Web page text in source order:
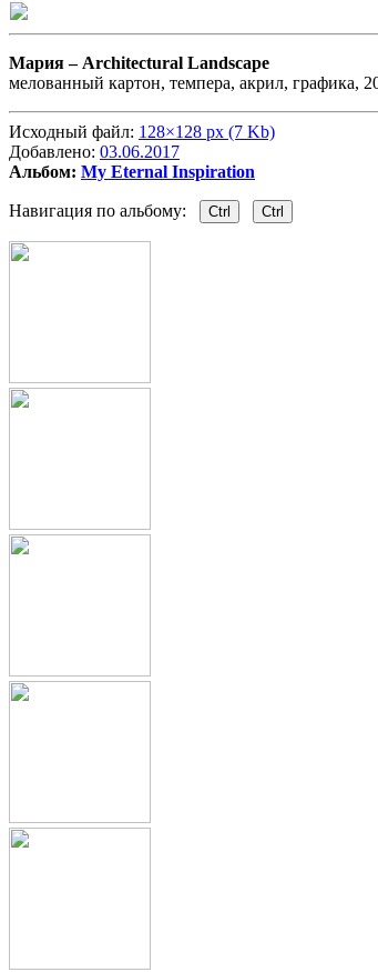
Мария – Architectural Landscape
мелованный картон, темпера, акрил, графика,
Исходный файл: 128×128 px (7 Kb)
Добавлено: 03.06.2017
Альбом: My Eternal Inspiration
Навигация по альбому: Ctrl Ctrl